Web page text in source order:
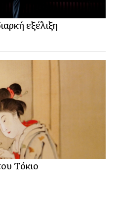
εξέλιξη
Τόκιο